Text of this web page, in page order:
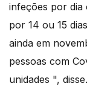
infeções por dia
por 14 ou 15
ainda em
pessoas com
unidades ", disse.